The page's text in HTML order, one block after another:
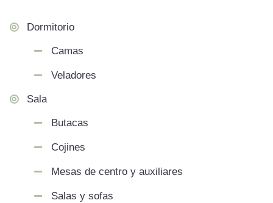
Dormitorio
Camas
Veladores
Sala
Butacas
Cojines
Mesas de centro y auxiliares
Salas y sofas